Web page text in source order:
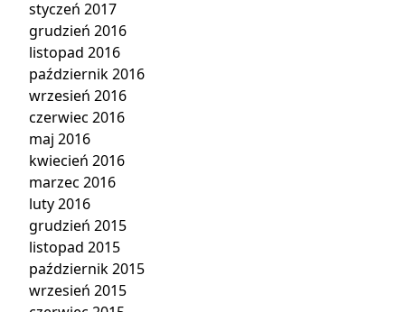
styczeń 2017
grudzień 2016
listopad 2016
październik 2016
wrzesień 2016
czerwiec 2016
maj 2016
kwiecień 2016
marzec 2016
luty 2016
grudzień 2015
listopad 2015
październik 2015
wrzesień 2015